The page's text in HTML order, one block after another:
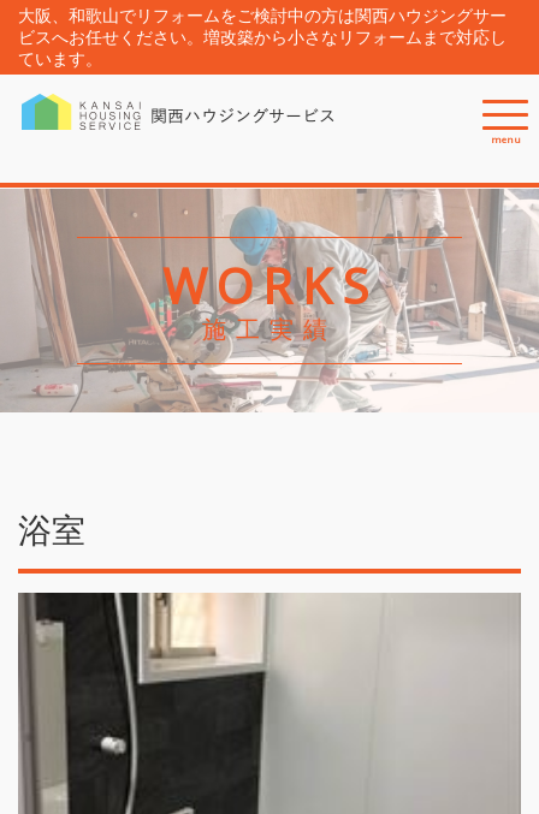
大阪、和歌山でリフォームをご検討中の方は関西ハウジングサー
ビスへお任せください。増改築から小さなリフォームまで対応し
ています。
menu
WORKS
施工実績
浴室